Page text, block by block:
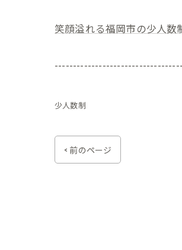
笑顔溢れる福岡市の少人数
少人数制
< 前のページ